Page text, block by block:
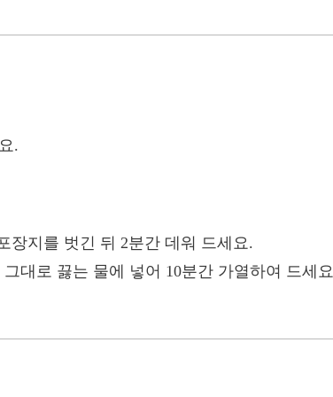
.
장지를 벗긴 뒤 2분간 데워 드세요.
대로 끓는 물에 넣어 10분간 가열하여 드세